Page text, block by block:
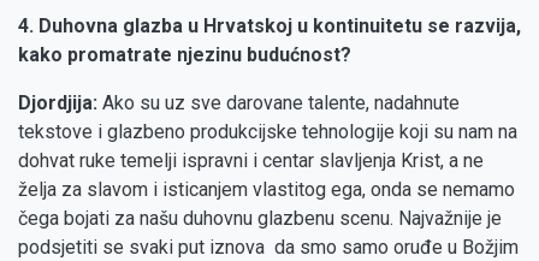
4. Duhovna glazba u Hrvatskoj u kontinuitetu se razvija,
kako promatrate njezinu budućnost?
Djordjija: Ako su uz sve darovane talente, nadahnute
tekstove i glazbeno produkcijske tehnologije koji su nam na
dohvat ruke temelji ispravni i centar slavljenja Krist, a ne
želja za slavom i isticanjem vlastitog ega, onda se nemamo
čega bojati za našu duhovnu glazbenu scenu. Najvažnije je
podsjetiti se svaki put iznova da smo samo oruđe u Božjim